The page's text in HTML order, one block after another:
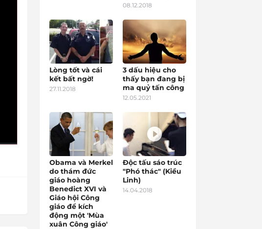
08.12.2018
Lòng tốt và cái
kết bất ngờ!
27.11.2018
3 dấu hiệu cho
thấy bạn đang bị
ma quỷ tấn công
12.05.2021
Obama và Merkel
do thám đức
giáo hoàng
Benedict XVI và
Giáo hội Công
giáo để kích
động một 'Mùa
xuân Công giáo'
Độc tấu sáo trúc
"Phó thác" (Kiều
Linh)
14.04.2018